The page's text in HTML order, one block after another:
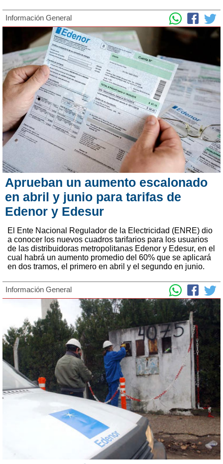
Información General
Aprueban un aumento escalonado
en abril y junio para tarifas de
Edenor y Edesur
El Ente Nacional Regulador de la Electricidad (ENRE) dio
a conocer los nuevos cuadros tarifarios para los usuarios
de las distribuidoras metropolitanas Edenor y Edesur, en el
cual habrá un aumento promedio del 60% que se aplicará
en dos tramos, el primero en abril y el segundo en junio.
Información General